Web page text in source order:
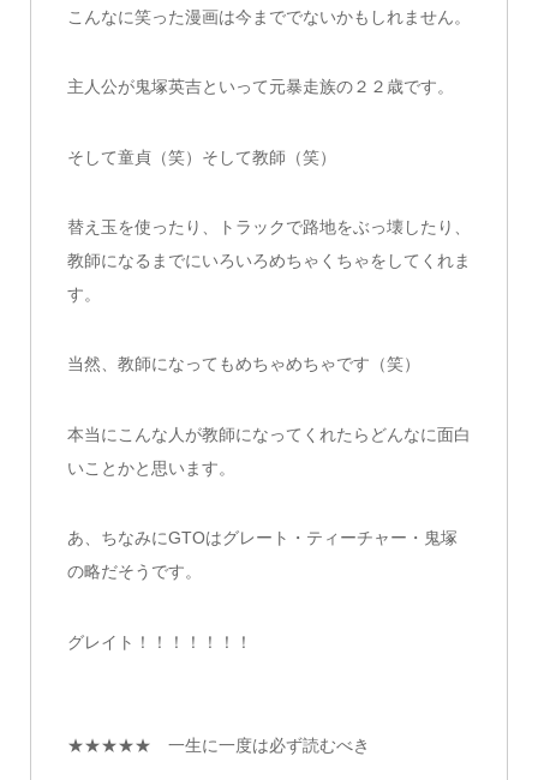
こんなに笑った漫画は今まででないかもしれません。
主人公が鬼塚英吉といって元暴走族の２２歳です。
そして童貞（笑）そして教師（笑）
替え玉を使ったり、トラックで路地をぶっ壊したり、
教師になるまでにいろいろめちゃくちゃをしてくれま
す。
当然、教師になってもめちゃめちゃです（笑）
本当にこんな人が教師になってくれたらどんなに面白
いことかと思います。
あ、ちなみにGTOはグレート・ティーチャー・鬼塚
の略だそうです。
グレイト！！！！！！！
★★★★★ 一生に一度は必ず読むべき